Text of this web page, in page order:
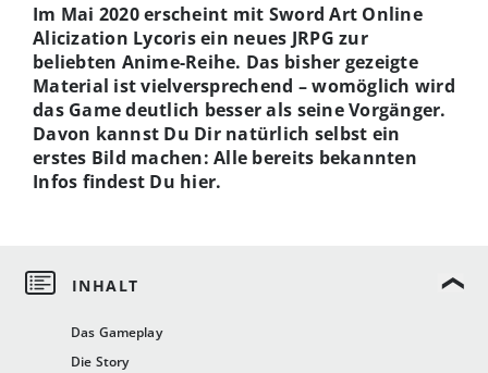
Das Gameplay
Die Story
Im Mai 2020 erscheint mit Sword Art Online
Alicization Lycoris ein neues JRPG zur
beliebten Anime-Reihe. Das bisher gezeigte
Material ist vielversprechend – womöglich wird
das Game deutlich besser als seine Vorgänger.
Davon kannst Du Dir natürlich selbst ein
erstes Bild machen: Alle bereits bekannten
Infos findest Du hier.